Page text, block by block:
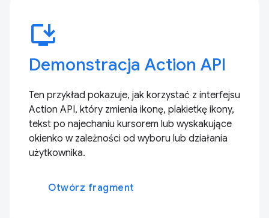
install_desktop
Demonstracja Action API
Ten przykład pokazuje, jak korzystać z interfejsu
Action API, który zmienia ikonę, plakietkę ikony,
tekst po najechaniu kursorem lub wyskakujące
okienko w zależności od wyboru lub działania
użytkownika.
Otwórz fragment